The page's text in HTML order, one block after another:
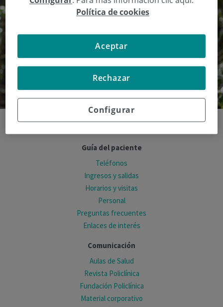
Guía del paciente
Teléfonos
Ingresos y salidas
Horarios y visitas
Personal
Preguntas frecuentes
Enlaces de interés
Comunicación
Aulas de Salud
Revista Policlínica
Fundación Policlínica
Material corporativo
Política de cookies
Configurar
Rechazar
Aceptar